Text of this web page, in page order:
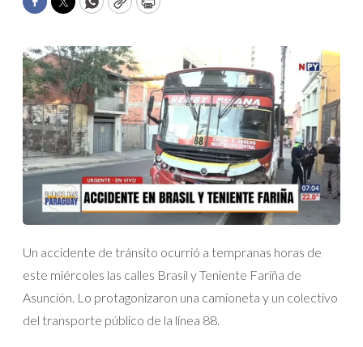
Facebook
TwitterWhatsApp
CopyPrint
Un accidente de tránsito ocurrió a tempranas horas de
este miércoles las calles Brasil y Teniente Fariña de
Asunción. Lo protagonizaron una camioneta y un colectivo
del transporte público de la línea 88.